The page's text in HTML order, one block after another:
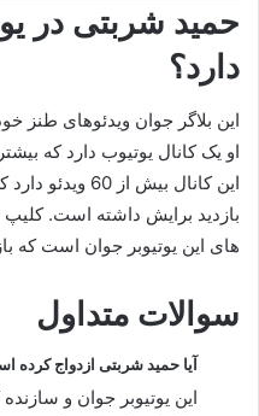
حمید شربتی در
دارد؟
این بلاگر جوان ویدئوهای طنز
بازدید برایش داشته است.
های این یوتیوبر جوان است که
سوالات متداول
آیا حمید شربتی ازدواج کرده
این یوتیوبر جوان و